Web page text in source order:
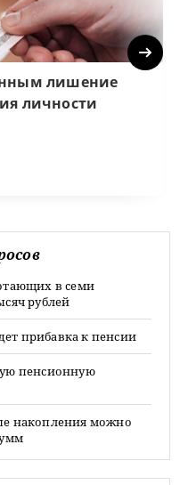
лишение
личности
Next
в семи
рублей
прибавка к пенсии
пенсионную
накопления можно